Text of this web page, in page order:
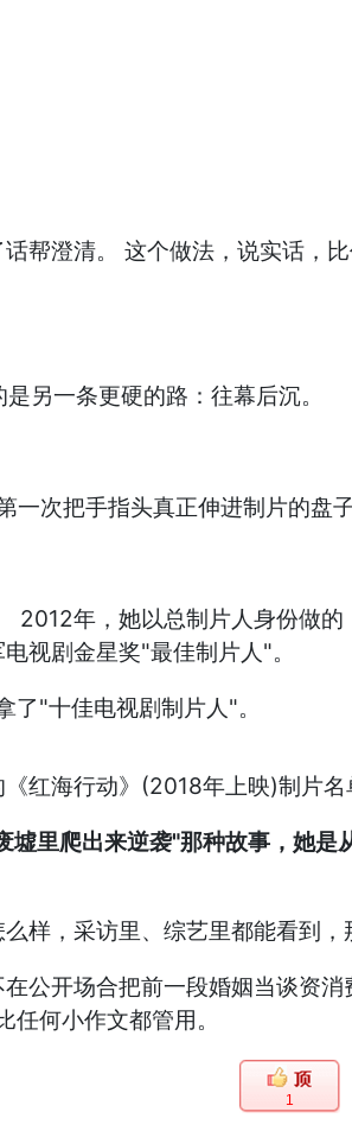
帮澄清。 这个做法，说实话
另一条更硬的路：往幕后沉。
次把手指头真正伸进制片的
2012年，她以总制片人身份做
视剧金星奖"最佳制片人"。
"十佳电视剧制片人"。
红海行动》(2018年上映)制片名
里爬出来逆袭"那种故事，她
样，采访里、综艺里都能看到，
公开场合把前一段婚姻当谈资
何小作文都管用。
1